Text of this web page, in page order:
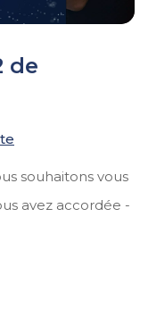
de
souhaitons vous
avez accordée -